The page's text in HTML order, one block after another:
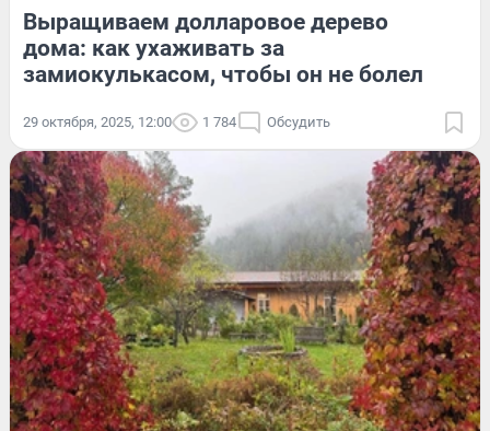
Выращиваем долларовое дерево
дома: как ухаживать за
замиокулькасом, чтобы он не болел
29 октября, 2025, 12:00 1 784 Обсудить